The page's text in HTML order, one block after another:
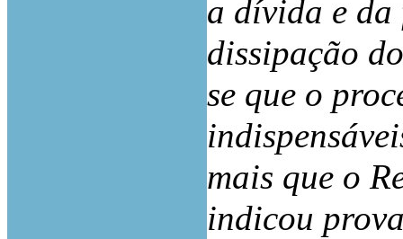
a dívida e
dissipação
se que o
mais que o
indicou